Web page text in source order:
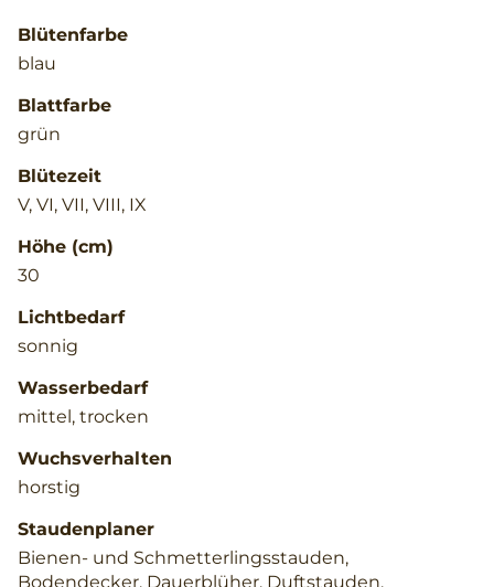
Blütenfarbe
blau
Blattfarbe
grün
Blütezeit
V, VI, VII, VIII, IX
Höhe (cm)
30
Lichtbedarf
sonnig
Wasserbedarf
mittel, trocken
Wuchsverhalten
horstig
Staudenplaner
Bienen- und Schmetterlingsstauden,
Bodendecker, Dauerblüher, Duftstauden,